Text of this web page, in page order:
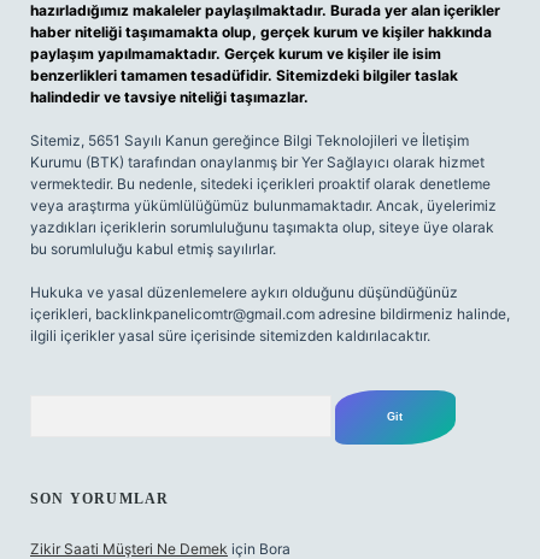
hazırladığımız makaleler paylaşılmaktadır. Burada yer alan içerikler
haber niteliği taşımamakta olup, gerçek kurum ve kişiler hakkında
paylaşım yapılmamaktadır. Gerçek kurum ve kişiler ile isim
benzerlikleri tamamen tesadüfidir. Sitemizdeki bilgiler taslak
halindedir ve tavsiye niteliği taşımazlar.
Sitemiz, 5651 Sayılı Kanun gereğince Bilgi Teknolojileri ve İletişim
Kurumu (BTK) tarafından onaylanmış bir Yer Sağlayıcı olarak hizmet
vermektedir. Bu nedenle, sitedeki içerikleri proaktif olarak denetleme
veya araştırma yükümlülüğümüz bulunmamaktadır. Ancak, üyelerimiz
yazdıkları içeriklerin sorumluluğunu taşımakta olup, siteye üye olarak
bu sorumluluğu kabul etmiş sayılırlar.
Hukuka ve yasal düzenlemelere aykırı olduğunu düşündüğünüz
içerikleri, backlinkpanelicomtr@gmail.com adresine bildirmeniz halinde,
ilgili içerikler yasal süre içerisinde sitemizden kaldırılacaktır.
SON YORUMLAR
Zikir Saati Müşteri Ne Demek için Bora